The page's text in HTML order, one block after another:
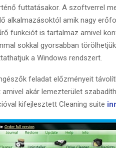
futtatásakor. A szoftverrel
alkalmazásoktól amik nagy
funkciót is tartalmaz amivel
sokkal gyorsabban
a Windows rendszert.
feladat előzményeit
akár lemezterület
kifejlesztett Cleaning suite